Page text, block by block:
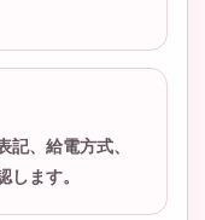
、給電方式、
ます。